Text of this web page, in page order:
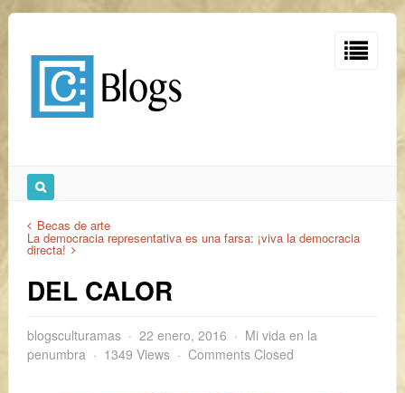
Becas de arte
La democracia representativa es una farsa: ¡viva la democracia
directa!
DEL CALOR
blogsculturamas 22 enero, 2016
Mi vida en la
penumbra
1349 Views Comments Closed